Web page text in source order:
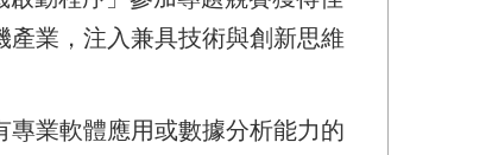
業，注入兼具技術與創新思維
業軟體應用或數據分析能力的